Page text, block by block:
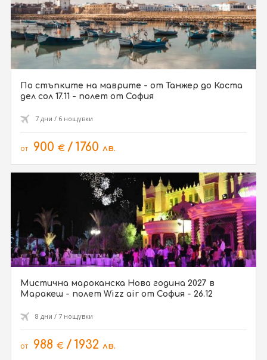
По стъпките на маврите - от Танжер до Коста
дел сол 17.11 - полет от София
7 дни / 6 нощувки
от 900 € / 1760 лв.
Мистична мароканска Нова година 2027 в
Маракеш - полет Wizz air от София - 26.12
8 дни / 7 нощувки
от 988 € / 1932 лв.